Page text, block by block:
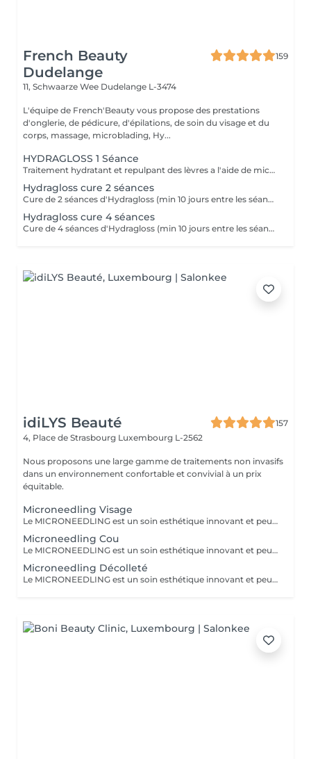
French Beauty
Dudelange
159
11, Schwaarze Wee Dudelange L-3474
L'équipe de French'Beauty vous propose des prestations
d'onglerie, de pédicure, d'épilations, de soin du visage et du
corps, massage, microblading, Hy...
HYDRAGLOSS 1 Séance
Traitement hydratant et repulpant des lèvres a l'aide de micro aiguilles et d'acide hyaluronique.
Hydragloss cure 2 séances
Cure de 2 séances d'Hydragloss (min 10 jours entre les séances pour un résultat optimal)
Hydragloss cure 4 séances
Cure de 4 séances d'Hydragloss (min 10 jours entre les séances pour un résultat optimal)
idiLYS Beauté
157
4, Place de Strasbourg Luxembourg L-2562
Nous proposons une large gamme de traitements non invasifs
dans un environnement confortable et convivial à un prix
équitable.
Microneedling Visage
Le MICRONEEDLING est un soin esthétique innovant et peu invasif qui stimule naturellement la régénération de la peau. Grâce à des fines micro-perforation, il relance la production de collagène et d'élastine. La peau est ainsi raffermie, les cicatrices d'acnés et les rides sont atténuées, les pores resserrés et le teint visiblement plus lumineux. Pour des résultats optimaux et durables, un traitement de 5 séances, espacées de 3-6 semaines, est recommandé.
Microneedling Cou
Le MICRONEEDLING est un soin esthétique innovant et peu invasif qui stimule naturellement la régénération de la peau. Grâce à des fines micro-perforation, il relance la production de collagène et d'élastine. La peau est ainsi raffermie, les cicatrices d'acnés et les rides sont atténuées, les pores resserrés et le teint visiblement plus lumineux. Pour des résultats optimaux et durables, un traitement de 5 séances, espacées de 3-6 semaines, est recommandé.
Microneedling Décolleté
Le MICRONEEDLING est un soin esthétique innovant et peu invasif qui stimule naturellement la régénération de la peau. Grâce à des fines micro-perforation, il relance la production de collagène et d'élastine. La peau est ainsi raffermie, les cicatrices d'acnés et les rides sont atténuées, les pores resserrés et le teint visiblement plus lumineux. Pour des résultats optimaux et durables, un traitement de 5 séances, espacées de 3-6 semaines, est recommandé.